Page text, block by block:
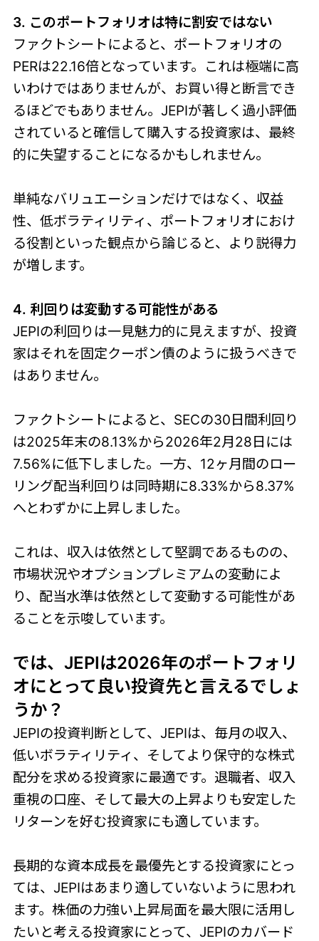
3. このポートフォリオは特に割安ではない
ファクトシートによると、ポートフォリオの
PERは22.16倍となっています。これは極端に高
いわけではありませんが、お買い得と断言でき
るほどでもありません。JEPIが著しく過小評価
されていると確信して購入する投資家は、最終
的に失望することになるかもしれません。
単純なバリュエーションだけではなく、収益
性、低ボラティリティ、ポートフォリオにおけ
る役割といった観点から論じると、より説得力
が増します。
4. 利回りは変動する可能性がある
JEPIの利回りは一見魅力的に見えますが、投資
家はそれを固定クーポン債のように扱うべきで
はありません。
ファクトシートによると、SECの30日間利回り
は2025年末の8.13%から2026年2月28日には
7.56%に低下しました。一方、12ヶ月間のロー
リング配当利回りは同時期に8.33%から8.37%
へとわずかに上昇しました。
これは、収入は依然として堅調であるものの、
市場状況やオプションプレミアムの変動によ
り、配当水準は依然として変動する可能性があ
ることを示唆しています。
では、JEPIは2026年のポートフォリ
オにとって良い投資先と言えるでしょ
うか？
JEPIの投資判断として、JEPIは、毎月の収入、
低いボラティリティ、そしてより保守的な株式
配分を求める投資家に最適です。退職者、収入
重視の口座、そして最大の上昇よりも安定した
リターンを好む投資家にも適しています。
長期的な資本成長を最優先とする投資家にとっ
ては、JEPIはあまり適していないように思われ
ます。株価の力強い上昇局面を最大限に活用し
たいと考える投資家にとって、JEPIのカバード